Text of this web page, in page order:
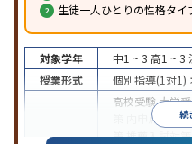
生徒一人ひとりの性格タ
続
対象学年 中1 ~ 3 高1 ~ 3
授業形式
個別指導(1対1)
高校受験大学
内申点対策
策推薦入試対策